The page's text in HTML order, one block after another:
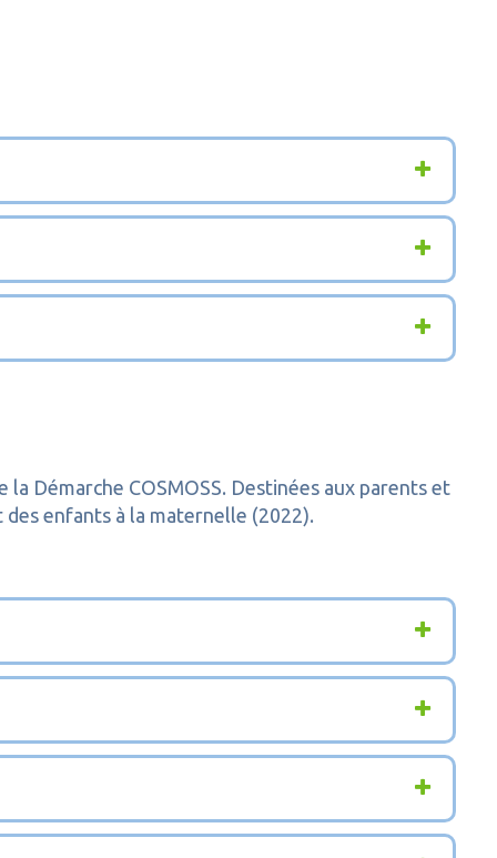
Démarche COSMOSS. Destinées aux parents et
enfants à la maternelle (2022).